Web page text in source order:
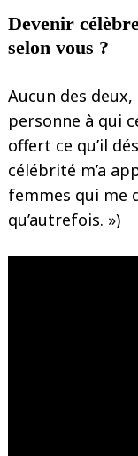
Devenir
selon vous ?
Aucun des deux,
personne à qui
offert ce qu’il
célébrité m’a
femmes qui me
qu’autrefois. »)